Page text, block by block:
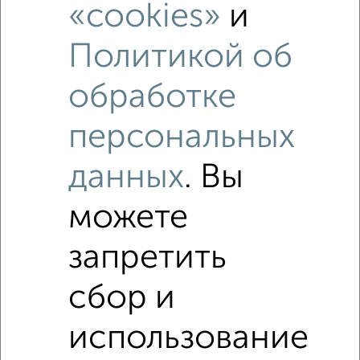
Рядом, с меньшей ценой
Недалеко от Раздольная 29 с ценой ниже
2‑комнатные квартиры
«cookies» и
Политикой об
обработке
персональных
данных. Вы
можете
запретить
сбор и
использование